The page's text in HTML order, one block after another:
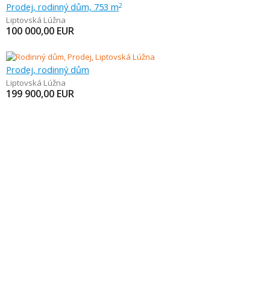
Prodej, rodinný dům, 753 m2
Liptovská Lúžna
100 000,00 EUR
Prodej, rodinný dům
Liptovská Lúžna
199 900,00 EUR